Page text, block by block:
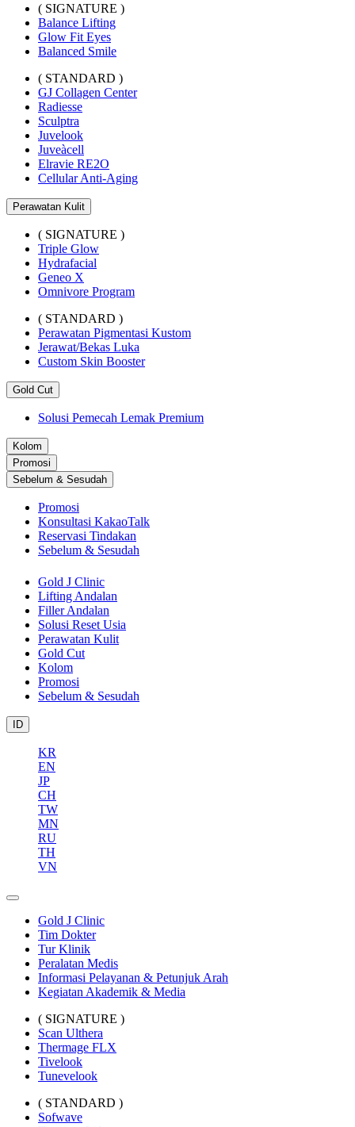
( SIGNATURE )
Balance Lifting
Glow Fit Eyes
Balanced Smile
( STANDARD )
GJ Collagen Center
Radiesse
Sculptra
Juvelook
Juveàcell
Elravie RE2O
Cellular Anti-Aging
Perawatan Kulit
( SIGNATURE )
Triple Glow
Hydrafacial
Geneo X
Omnivore Program
( STANDARD )
Perawatan Pigmentasi Kustom
Jerawat/Bekas Luka
Custom Skin Booster
Gold Cut
Solusi Pemecah Lemak Premium
Kolom
Promosi
Sebelum & Sesudah
Promosi
Konsultasi KakaoTalk
Reservasi Tindakan
Sebelum & Sesudah
Gold J Clinic
Lifting Andalan
Filler Andalan
Solusi Reset Usia
Perawatan Kulit
Gold Cut
Kolom
Promosi
Sebelum & Sesudah
ID
KR
EN
JP
CH
TW
MN
RU
TH
VN
Gold J Clinic
Tim Dokter
Tur Klinik
Peralatan Medis
Informasi Pelayanan & Petunjuk Arah
Kegiatan Akademik & Media
( SIGNATURE )
Scan Ulthera
Thermage FLX
Tivelook
Tunevelook
( STANDARD )
Sofwave